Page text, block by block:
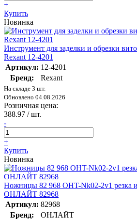
+
Купить
Новинка
Инструмент для заделки и обрезки
Rexant 12-4201
Артикул: 12-4201
Бренд:
Rexant
На складе 3 шт.
Обновлено 04.08.2026
Розничная цена:
388.97 / шт.
-
+
Купить
Новинка
Ножницы 82 968 OHT-Nk02-2v1 резка
ОНЛАЙТ 82968
Артикул: 82968
Бренд:
ОНЛАЙТ